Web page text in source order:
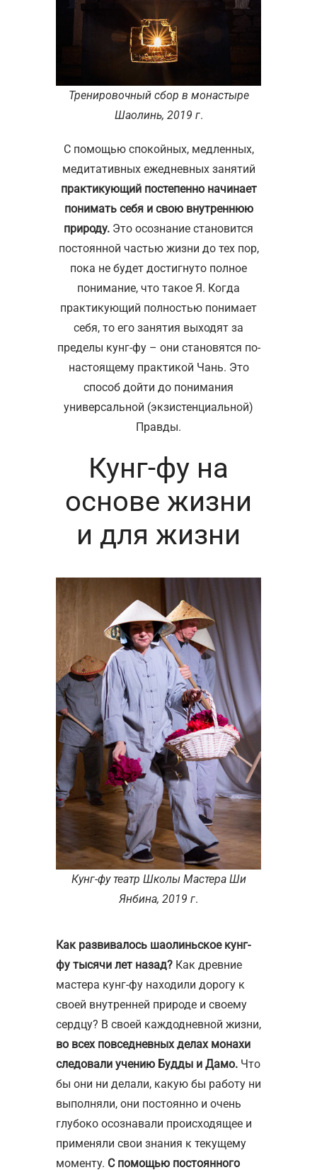
Тренировочный сбор в монастыре
Шаолинь, 2019 г.
С помощью спокойных, медленных,
медитативных ежедневных занятий
практикующий постепенно начинает
понимать себя и свою внутреннюю
природу. Это осознание становится
постоянной частью жизни до тех пор,
пока не будет достигнуто полное
понимание, что такое Я. Когда
практикующий полностью понимает
себя, то его занятия выходят за
пределы кунг-фу – они становятся по-
настоящему практикой Чань. Это
способ дойти до понимания
универсальной (экзистенциальной)
Правды.
Кунг-фу на
основе жизни
и для жизни
Кунг-фу театр Школы Мастера Ши
Янбина, 2019 г.
Как развивалось шаолиньское кунг-
фу тысячи лет назад? Как древние
мастера кунг-фу находили дорогу к
своей внутренней природе и своему
сердцу? В своей каждодневной жизни,
во всех повседневных делах монахи
следовали учению Будды и Дамо. Что
бы они ни делали, какую бы работу ни
выполняли, они постоянно и очень
глубоко осознавали происходящее и
применяли свои знания к текущему
моменту. С помощью постоянного